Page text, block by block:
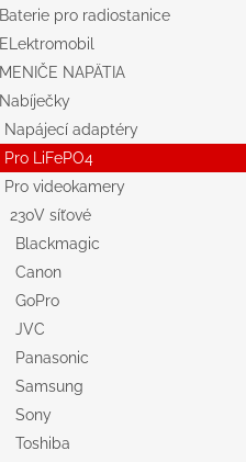
Baterie pro radiostanice
ELektromobil
MENIČE NAPÄTIA
Nabíječky
Napájecí adaptéry
Pro LiFePO4
Pro videokamery
230V síťové
Blackmagic
Canon
GoPro
JVC
Panasonic
Samsung
Sony
Toshiba